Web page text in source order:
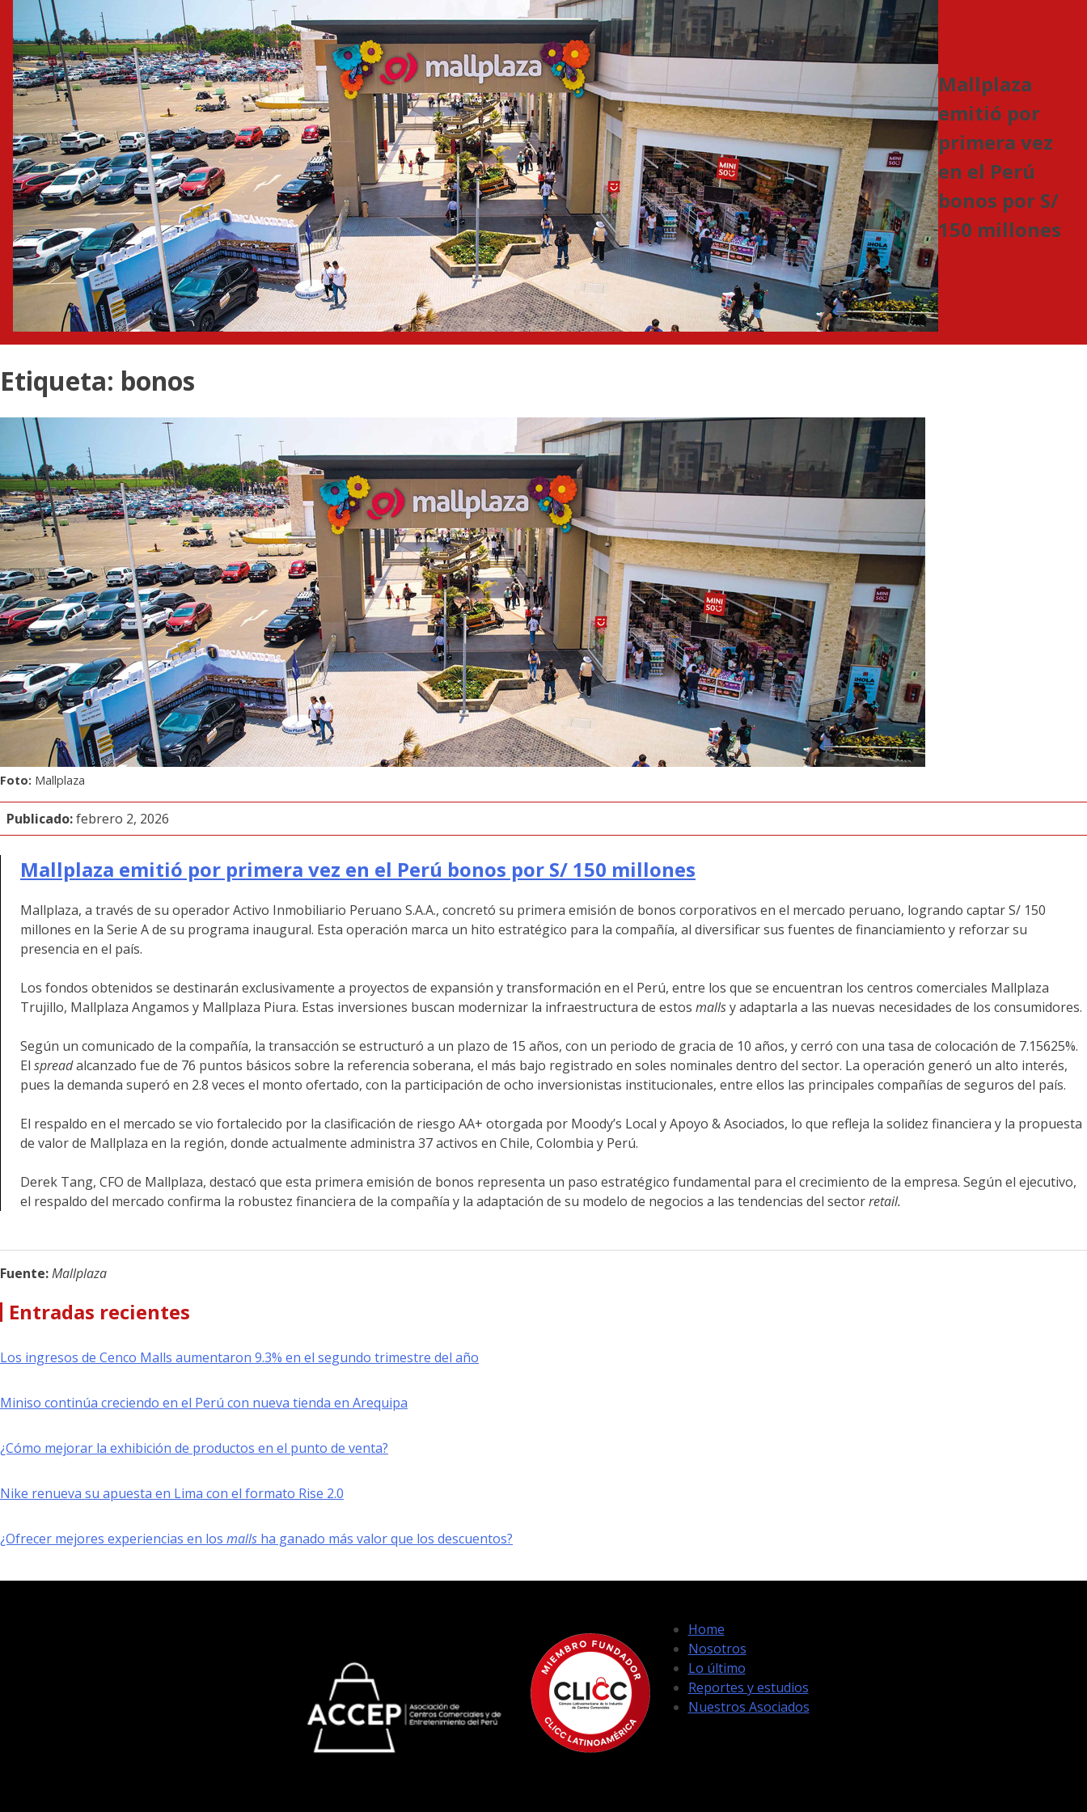
Mallplaza
emitió por
primera vez
en el Perú
bonos por S/
150 millones
Etiqueta: bonos
Foto: Mallplaza
Publicado:febrero 2, 2026
Mallplaza emitió por primera vez en el Perú bonos por S/ 150 millones
Mallplaza, a través de su operador Activo Inmobiliario Peruano S.A.A., concretó su primera emisión de bonos corporativos en el mercado peruano, logrando captar S/ 150
millones en la Serie A de su programa inaugural. Esta operación marca un hito estratégico para la compañía, al diversificar sus fuentes de financiamiento y reforzar su
presencia en el país.
Los fondos obtenidos se destinarán exclusivamente a proyectos de expansión y transformación en el Perú, entre los que se encuentran los centros comerciales Mallplaza
Trujillo, Mallplaza Angamos y Mallplaza Piura. Estas inversiones buscan modernizar la infraestructura de estos mallsy adaptarla a las nuevas necesidades de los consumidores.
Según un comunicado de la compañía, la transacción se estructuró a un plazo de 15 años, con un periodo de gracia de 10 años, y cerró con una tasa de colocación de 7.15625%.
El spreadalcanzado fue de 76 puntos básicos sobre la referencia soberana, el más bajo registrado en soles nominales dentro del sector. La operación generó un alto interés,
pues la demanda superó en 2.8 veces el monto ofertado, con la participación de ocho inversionistas institucionales, entre ellos las principales compañías de seguros del país.
El respaldo en el mercado se vio fortalecido por la clasificación de riesgo AA+ otorgada por Moody’s Local y Apoyo & Asociados, lo que refleja la solidez financiera y la propuesta
de valor de Mallplaza en la región, donde actualmente administra 37 activos en Chile, Colombia y Perú.
Derek Tang, CFO de Mallplaza, destacó que esta primera emisión de bonos representa un paso estratégico fundamental para el crecimiento de la empresa. Según el ejecutivo,
el respaldo del mercado confirma la robustez financiera de la compañía y la adaptación de su modelo de negocios a las tendencias del sectorretail.
Fuente:Mallplaza
Entradas recientes
Los ingresos de Cenco Malls aumentaron 9.3% en el segundo trimestre del año
Miniso continúa creciendo en el Perú con nueva tienda en Arequipa
¿Cómo mejorar la exhibición de productos en el punto de venta?
Nike renueva su apuesta en Lima con el formato Rise 2.0
¿Ofrecer mejores experiencias en los malls ha ganado más valor que los descuentos?
Home
Nosotros
Lo último
Reportes y estudios
Nuestros Asociados